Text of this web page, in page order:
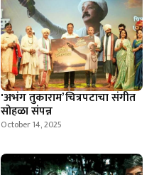
'अभंग तुकाराम’ चित्रपटाचा संगीत
सोहळा संपन्न
October 14, 2025